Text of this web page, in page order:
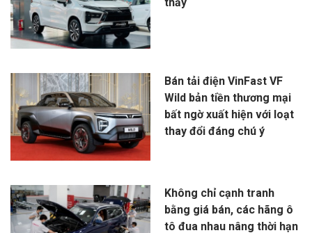
Bán tải điện VinFast VF
Wild bản tiền thương mại
bất ngờ xuất hiện với loạt
thay đổi đáng chú ý
Không chỉ cạnh tranh
bằng giá bán, các hãng ô
tô đua nhau nâng thời hạn